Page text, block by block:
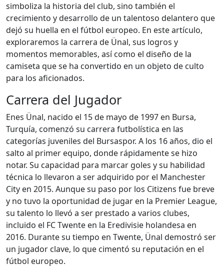
simboliza la historia del club, sino también el
crecimiento y desarrollo de un talentoso delantero que
dejó su huella en el fútbol europeo. En este artículo,
exploraremos la carrera de Ünal, sus logros y
momentos memorables, así como el diseño de la
camiseta que se ha convertido en un objeto de culto
para los aficionados.
Carrera del Jugador
Enes Ünal, nacido el 15 de mayo de 1997 en Bursa,
Turquía, comenzó su carrera futbolística en las
categorías juveniles del Bursaspor. A los 16 años, dio el
salto al primer equipo, donde rápidamente se hizo
notar. Su capacidad para marcar goles y su habilidad
técnica lo llevaron a ser adquirido por el Manchester
City en 2015. Aunque su paso por los Citizens fue breve
y no tuvo la oportunidad de jugar en la Premier League,
su talento lo llevó a ser prestado a varios clubes,
incluido el FC Twente en la Eredivisie holandesa en
2016. Durante su tiempo en Twente, Ünal demostró ser
un jugador clave, lo que cimentó su reputación en el
fútbol europeo.